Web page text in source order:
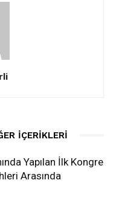
İÇERIKLERI
Yapılan İlk Kongre
Arasında